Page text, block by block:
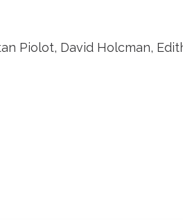
Piolot, David Holcman,